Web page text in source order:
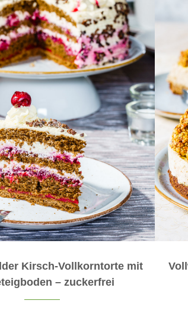
Kirsch-Vollkorntorte mit
– zuckerfrei